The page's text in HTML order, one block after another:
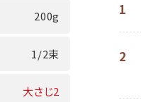
200g
1/2束
大さじ2
1
2